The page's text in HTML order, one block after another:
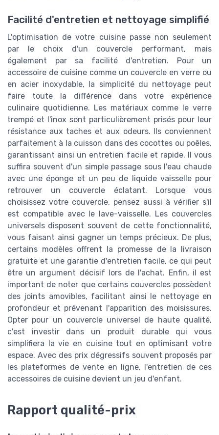
Facilité d'entretien et nettoyage simplifié
L'optimisation de votre cuisine passe non seulement
par le choix d'un couvercle performant, mais
également par sa facilité d'entretien. Pour un
accessoire de cuisine comme un couvercle en verre ou
en acier inoxydable, la simplicité du nettoyage peut
faire toute la différence dans votre expérience
culinaire quotidienne. Les matériaux comme le verre
trempé et l'inox sont particulièrement prisés pour leur
résistance aux taches et aux odeurs. Ils conviennent
parfaitement à la cuisson dans des cocottes ou poêles,
garantissant ainsi un entretien facile et rapide. Il vous
suffira souvent d'un simple passage sous l'eau chaude
avec une éponge et un peu de liquide vaisselle pour
retrouver un couvercle éclatant. Lorsque vous
choisissez votre couvercle, pensez aussi à vérifier s'il
est compatible avec le lave-vaisselle. Les couvercles
universels disposent souvent de cette fonctionnalité,
vous faisant ainsi gagner un temps précieux. De plus,
certains modèles offrent la promesse de la livraison
gratuite et une garantie d'entretien facile, ce qui peut
être un argument décisif lors de l'achat. Enfin, il est
important de noter que certains couvercles possèdent
des joints amovibles, facilitant ainsi le nettoyage en
profondeur et prévenant l'apparition des moisissures.
Opter pour un couvercle universel de haute qualité,
c'est investir dans un produit durable qui vous
simplifiera la vie en cuisine tout en optimisant votre
espace. Avec des prix dégressifs souvent proposés par
les plateformes de vente en ligne, l'entretien de ces
accessoires de cuisine devient un jeu d'enfant.
Rapport qualité-prix
casseroles
＋ Résistant à la chaleurgrâce au bord en
silicone
＋ Polyvalent (16/18/20/22/24/26/28 cm)
＋ Matériau en verrepour une meilleure
visibilité
★★★★★
★★★★★ 4,5/5 — 926 avis
Voir l'offre